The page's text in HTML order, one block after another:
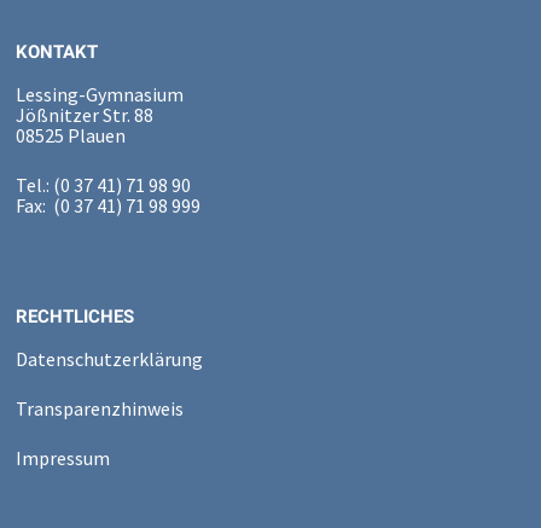
KONTAKT
Lessing-Gymnasium
Jößnitzer Str. 88
08525 Plauen
Tel.: (0 37 41) 71 98 90
Fax: (0 37 41) 71 98 999
RECHTLICHES
Datenschutzerklärung
Transparenzhinweis
Impressum